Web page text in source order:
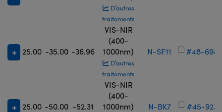
D’autres
traitements
25.00 -35.00 -36.96
VIS-NIR
(400-
1000nm)
D’autres
traitements
N-SF11 #48-698
25.00 -50.00 -52.31
VIS-NIR
(400-
1000nm)
N-BK7 #45-923